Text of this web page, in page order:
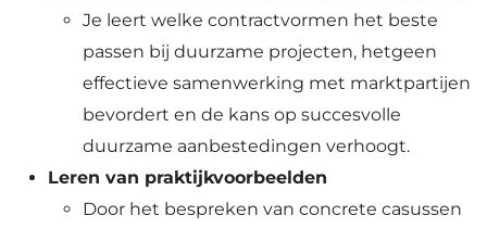
Je leert welke contractvormen het beste
passen bij duurzame projecten, hetgeen
effectieve samenwerking met marktpartijen
bevordert en de kans op succesvolle
duurzame aanbestedingen verhoogt.
Leren van praktijkvoorbeelden
Door het bespreken van concrete casussen